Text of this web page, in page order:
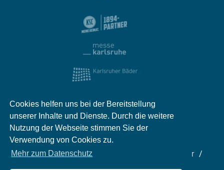
Cookies helfen uns bei der Bereitstellung
unserer Inhalte und Dienste. Durch die weitere
Nutzung der Webseite stimmen Sie der
Verwendung von Cookies zu.
Mehr zum Datenschutz
Impressum Kontakt
Partner